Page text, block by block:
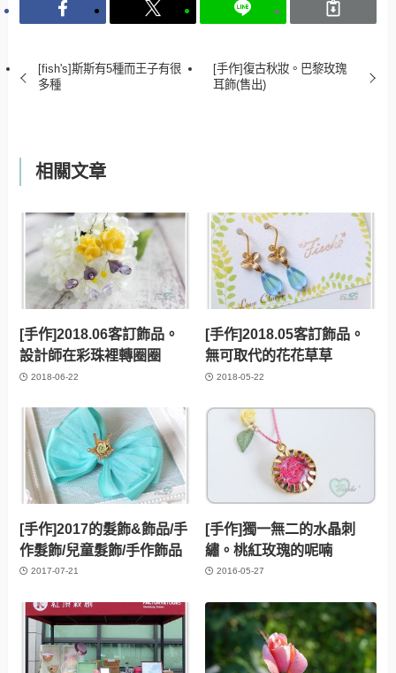
[fish's]斯斯有5種而王子有很
多種
[手作]復古秋妝。巴黎玫瑰
耳飾(售出)
相關文章
[手作]2018.06客訂飾品。
設計師在彩珠裡轉圈圈
2018-06-22
[手作]2018.05客訂飾品。
無可取代的花花草草
2018-05-22
[手作]2017的髮飾&飾品/手
作髮飾/兒童髮飾/手作飾品
2017-07-21
[手作]獨一無二的水晶刺
繡。桃紅玫瑰的呢喃
2016-05-27